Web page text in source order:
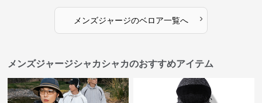
メンズジャージのベロア一覧へ ›
メンズジャージシャカシャカのおすすめアイテム